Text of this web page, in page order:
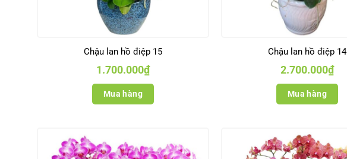
Chậu lan hồ điệp 15
1.700.000₫
Mua hàng
Chậu lan hồ điệp 14
2.700.000₫
Mua hàng